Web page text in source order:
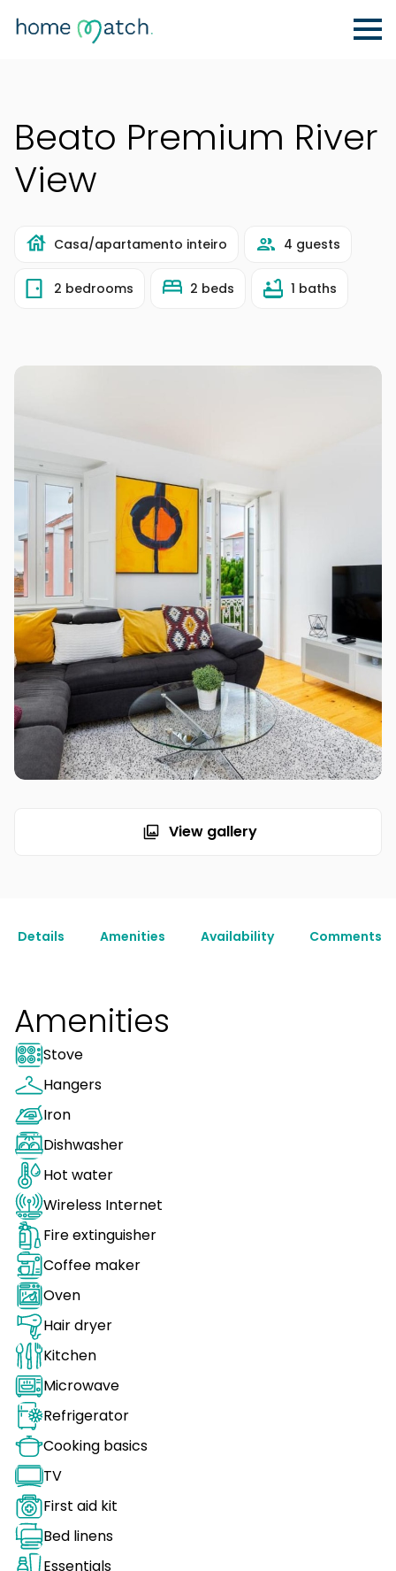
Beato Premium River
View
Casa/apartamento inteiro 4 guests
2 bedrooms 2 beds 1 baths
View gallery
Details Amenities Availability Comments
Amenities
Stove
Hangers
Iron
Dishwasher
Hot water
Wireless Internet
Fire extinguisher
Coffee maker
Oven
Hair dryer
Kitchen
Microwave
Refrigerator
Cooking basics
TV
First aid kit
Bed linens
Essentials